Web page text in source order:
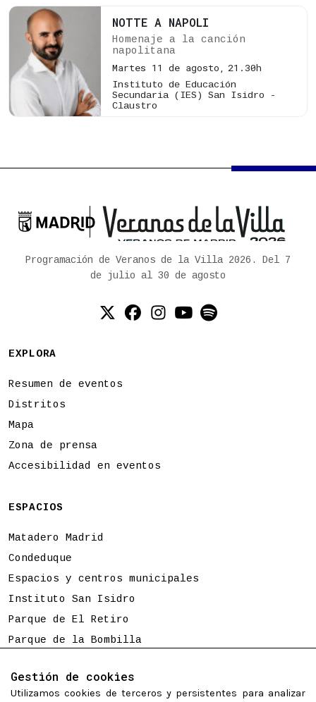
Gestión de cookies
Utilizamos cookies de terceros y persistentes para analizar
NOTTE A NAPOLI
Homenaje a la canción
napolitana
Martes 11 de agosto, 21.30h
Instituto de Educación
Secundaria (IES) San Isidro -
Claustro

Ayuntamiento de Madrid
Programación de Veranos de la Villa 2026. Del 7
de julio al 30 de agosto
Twitter (X)
Facebook
Instagram
YouTube
Spotify
EXPLORA
Resumen de eventos
Distritos
Mapa
Zona de prensa
Accesibilidad en eventos
ESPACIOS
Matadero Madrid
Condeduque
Espacios y centros municipales
Instituto San Isidro
Parque de El Retiro
Parque de la Bombilla